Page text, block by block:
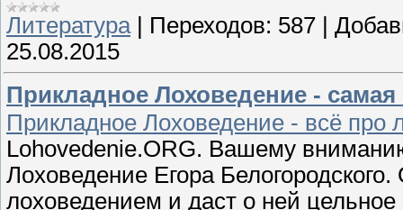
Литература| Переходов: 587
25.08.2015
Прикладное Лоховедение - самая
Прикладное Лоховедение - всё про
Lohovedenie.ORG. Вашему
Лоховедение Егора
лоховедением и даст о ней